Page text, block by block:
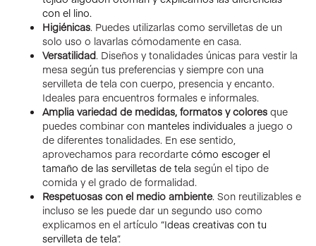
con el lino.
Higiénicas. Puedes utilizarlas como servilletas de un
solo uso o lavarlas cómodamente en casa.
Versatilidad. Diseños y tonalidades únicas para vestir la
mesa según tus preferencias y siempre con una
servilleta de tela con cuerpo, presencia y encanto.
Ideales para encuentros formales e informales.
Amplia variedad de medidas, formatos y colores que
puedes combinar con manteles individuales a juego o
de diferentes tonalidades. En ese sentido,
aprovechamos para recordarte cómo escoger el
tamaño de las servilletas de tela según el tipo de
comida y el grado de formalidad.
Respetuosas con el medio ambiente. Son reutilizables e
incluso se les puede dar un segundo uso como
explicamos en el artículo “Ideas creativas con tu
servilleta de tela”.